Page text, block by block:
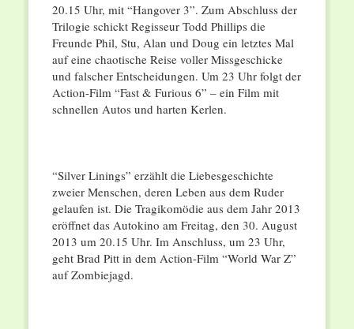
20.15 Uhr, mit “Hangover 3”. Zum Abschluss der
Trilogie schickt Regisseur Todd Phillips die
Freunde Phil, Stu, Alan und Doug ein letztes Mal
auf eine chaotische Reise voller Missgeschicke
und falscher Entscheidungen. Um 23 Uhr folgt der
Action-Film “Fast & Furious 6” – ein Film mit
schnellen Autos und harten Kerlen.
“Silver Linings” erzählt die Liebesgeschichte
zweier Menschen, deren Leben aus dem Ruder
gelaufen ist. Die Tragikomödie aus dem Jahr 2013
eröffnet das Autokino am Freitag, den 30. August
2013 um 20.15 Uhr. Im Anschluss, um 23 Uhr,
geht Brad Pitt in dem Action-Film “World War Z”
auf Zombiejagd.